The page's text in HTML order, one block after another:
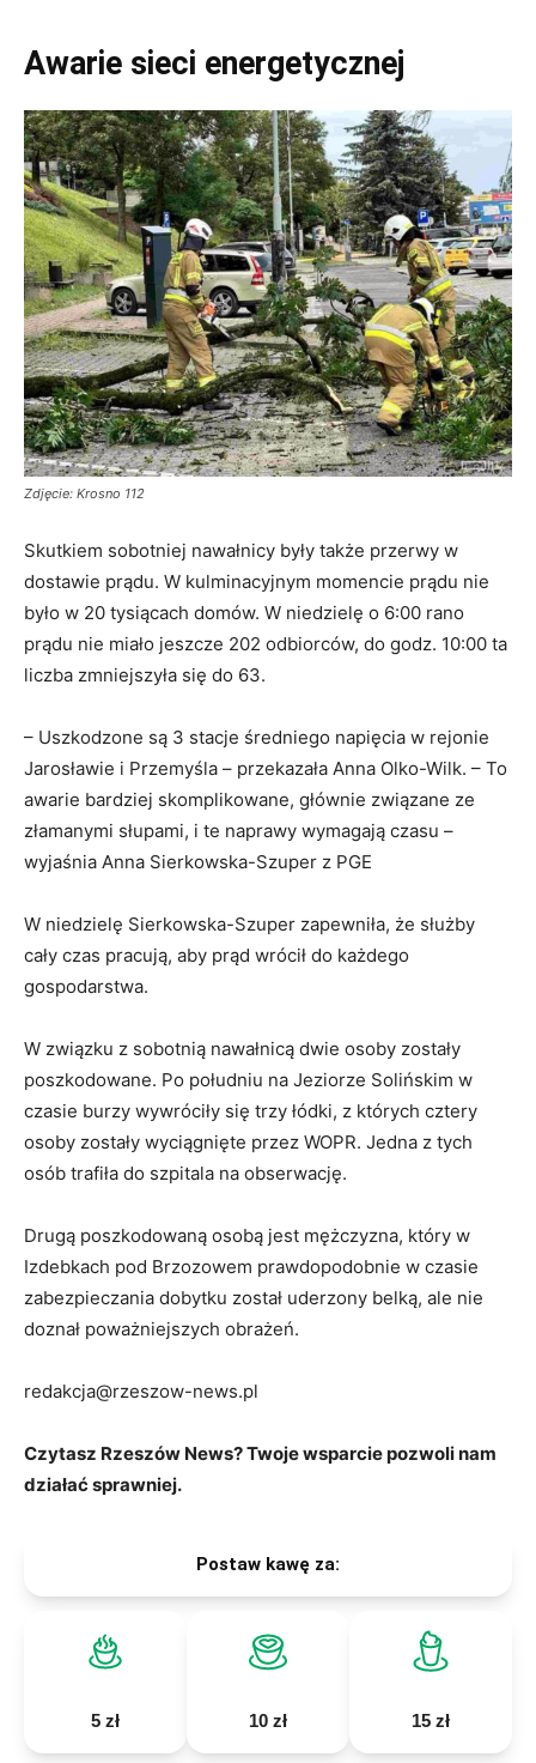
Awarie sieci energetycznej
Zdjęcie: Krosno 112
Skutkiem sobotniej nawałnicy były także przerwy w
dostawie prądu. W kulminacyjnym momencie prądu nie
było w 20 tysiącach domów. W niedzielę o 6:00 rano
prądu nie miało jeszcze 202 odbiorców, do godz. 10:00 ta
liczba zmniejszyła się do 63.
– Uszkodzone są 3 stacje średniego napięcia w rejonie
Jarosławie i Przemyśla – przekazała Anna Olko-Wilk. – To
awarie bardziej skomplikowane, głównie związane ze
złamanymi słupami, i te naprawy wymagają czasu –
wyjaśnia Anna Sierkowska-Szuper z PGE
W niedzielę Sierkowska-Szuper zapewniła, że służby
cały czas pracują, aby prąd wrócił do każdego
gospodarstwa.
W związku z sobotnią nawałnicą dwie osoby zostały
poszkodowane. Po południu na Jeziorze Solińskim w
czasie burzy wywróciły się trzy łódki, z których cztery
osoby zostały wyciągnięte przez WOPR. Jedna z tych
osób trafiła do szpitala na obserwację.
Drugą poszkodowaną osobą jest mężczyzna, który w
Izdebkach pod Brzozowem prawdopodobnie w czasie
zabezpieczania dobytku został uderzony belką, ale nie
doznał poważniejszych obrażeń.
redakcja@rzeszow-news.pl
Czytasz Rzeszów News? Twoje wsparcie pozwoli nam
działać sprawniej.
Postaw kawę za:
5 zł 10 zł 15 zł